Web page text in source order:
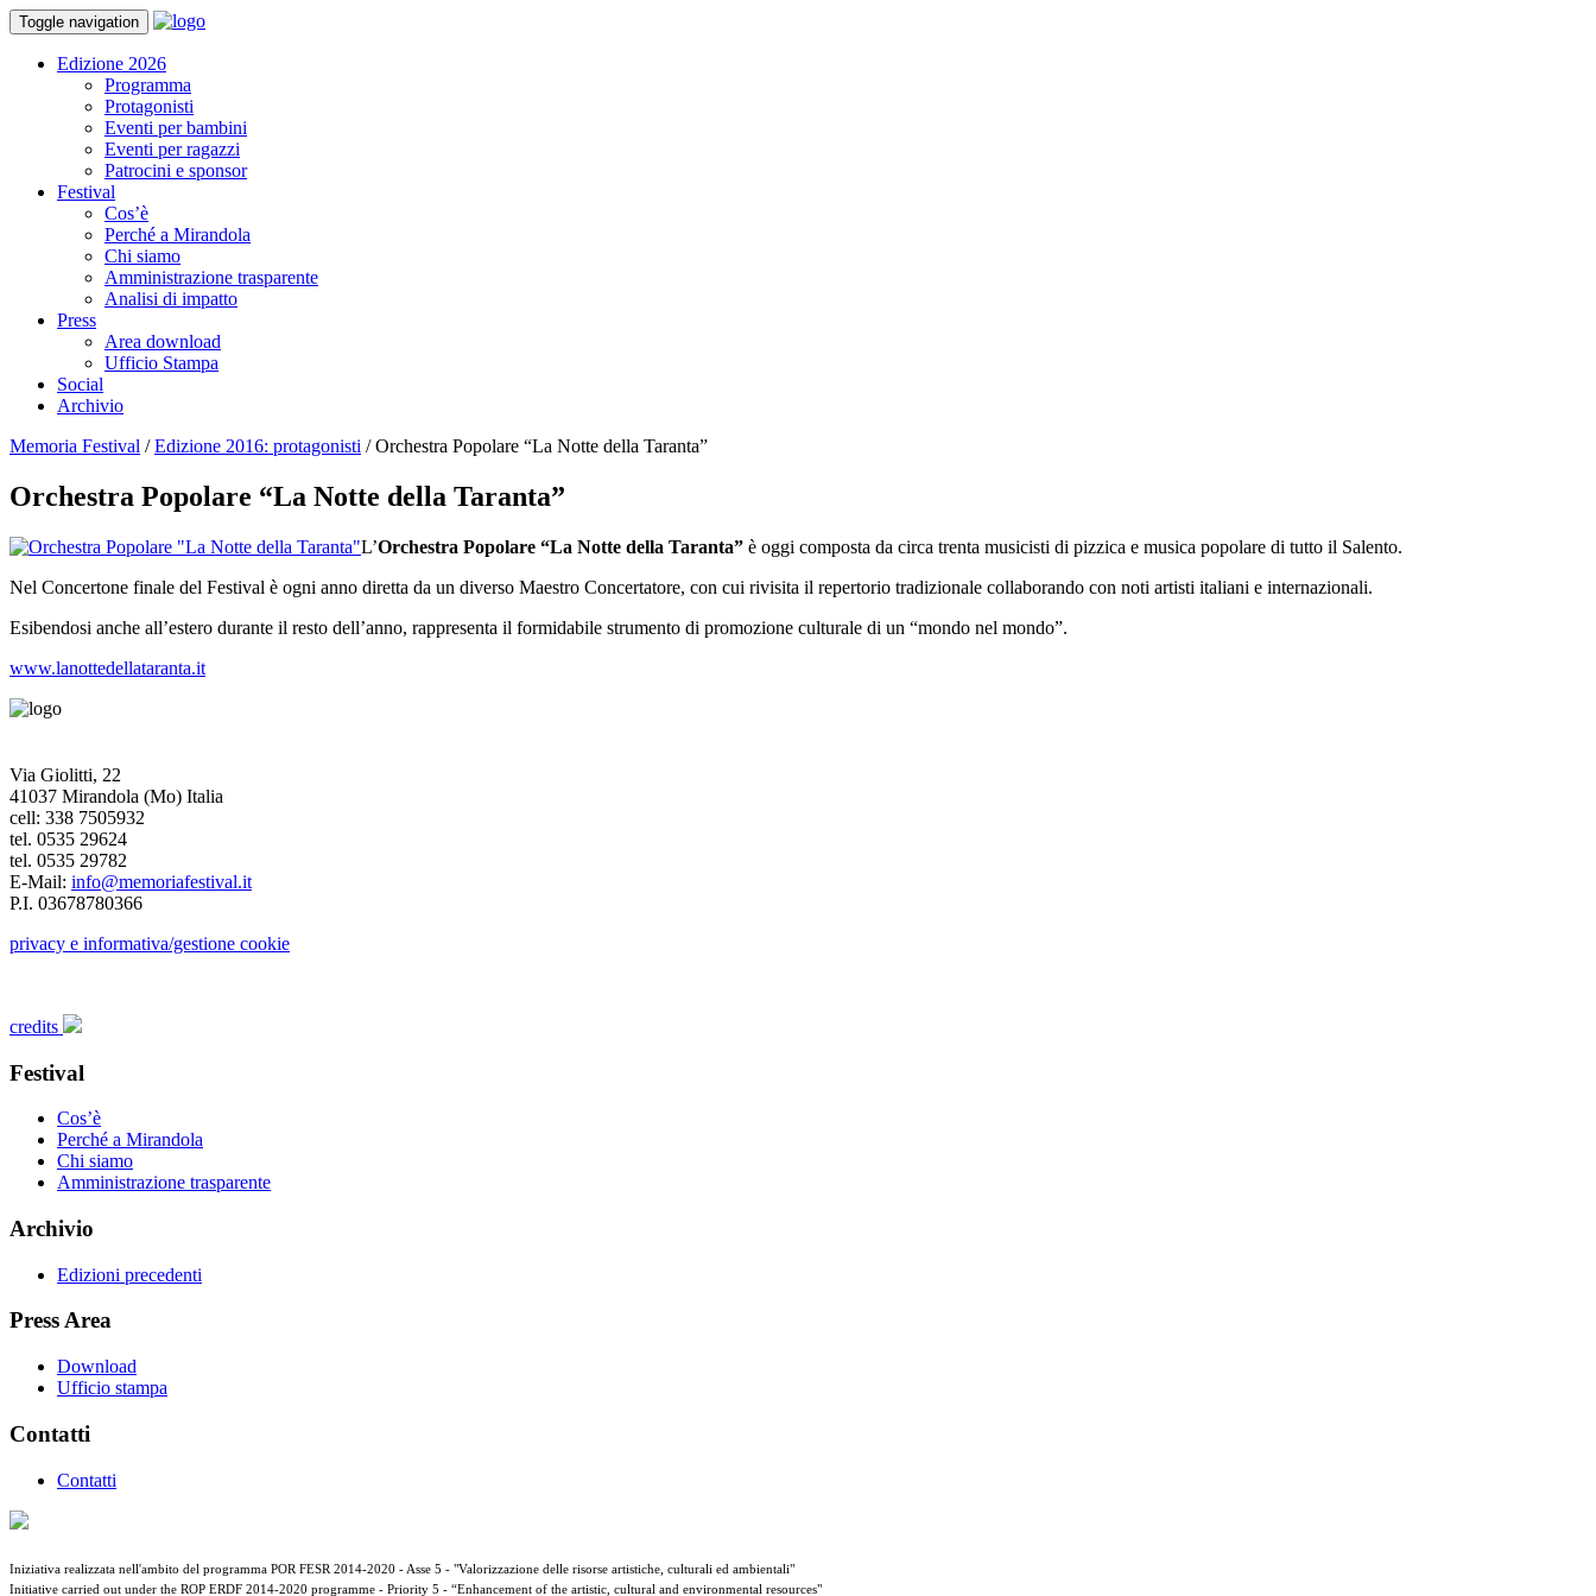
Toggle navigation
Edizione 2026
Programma
Protagonisti
Eventi per bambini
Eventi per ragazzi
Patrocini e sponsor
Festival
Cos’è
Perché a Mirandola
Chi siamo
Amministrazione trasparente
Analisi di impatto
Press
Area download
Ufficio Stampa
Social
Archivio
Memoria Festival /Edizione 2016: protagonisti /Orchestra Popolare “La Notte della Taranta”
Orchestra Popolare “La Notte della Taranta”
L’Orchestra Popolare “La Notte della Taranta” è oggi composta da circa trenta musicisti di pizzica e musica popolare di tutto il Salento.
Nel Concertone finale del Festival è ogni anno diretta da un diverso Maestro Concertatore, con cui rivisita il repertorio tradizionale collaborando con noti artisti italiani e internazionali.
Esibendosi anche all’estero durante il resto dell’anno, rappresenta il formidabile strumento di promozione culturale di un “mondo nel mondo”.
www.lanottedellataranta.it
Via Giolitti, 22
41037 Mirandola (Mo) Italia
cell: 338 7505932
tel. 0535 29624
tel. 0535 29782
E-Mail: info@memoriafestival.it
P.I. 03678780366
privacy e informativa/gestione cookie
credits
Festival
Cos’è
Perché a Mirandola
Chi siamo
Amministrazione trasparente
Archivio
Edizioni precedenti
Press Area
Download
Ufficio stampa
Contatti
Contatti
Iniziativa realizzata nell'ambito del programma POR FESR 2014-2020 - Asse 5 - "Valorizzazione delle risorse artistiche, culturali ed ambientali"
Initiative carried out under the ROP ERDF 2014-2020 programme - Priority 5 - “Enhancement of the artistic, cultural and environmental resources"